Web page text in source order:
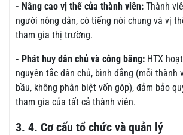
- Nâng cao vị thế của thành viên: Thành
người nông dân, có tiếng nói chung và vị
tham gia thị trường.
- Phát huy dân chủ và công bằng: HTX
nguyên tắc dân chủ, bình đẳng (mỗi thành
bầu, không phân biệt vốn góp), đảm bảo
tham gia của tất cả thành viên.
3. 4. Cơ cấu tổ chức và quản lý